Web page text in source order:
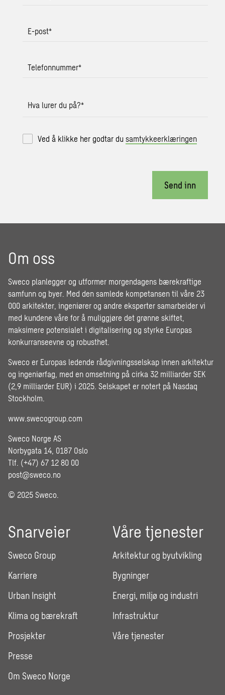
E-post*
Telefonnummer*
Hva lurer du på?*
Ved å klikke her godtar dusamtykkeerklæringen
Send inn
Om oss
Sweco planlegger og utformer morgendagens bærekraftige
samfunn og byer. Med den samlede kompetansen til våre 23
000 arkitekter, ingeniører og andre eksperter samarbeider vi
med kundene våre for å muliggjøre det grønne skiftet,
maksimere potensialet i digitalisering og styrke Europas
konkurranseevne og robusthet.
Sweco er Europas ledende rådgivningsselskap innen arkitektur
og ingeniørfag, med en omsetning på cirka 32 milliarder SEK
(2,9 milliarder EUR) i 2025. Selskapet er notert på Nasdaq
Stockholm.
www.swecogroup.com
Sweco Norge AS
Norbygata 14, 0187 Oslo
Tlf. (+47) 67 12 80 00
post@sweco.no
© 2025 Sweco.
Snarveier
Sweco Group
Karriere
Urban Insight
Klima og bærekraft
Prosjekter
Presse
Om Sweco Norge
Våre tjenester
Arkitektur og byutvikling
Bygninger
Energi, miljø og industri
Infrastruktur
Våre tjenester